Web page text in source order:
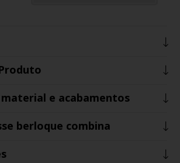
e acabamentos
berloque combina